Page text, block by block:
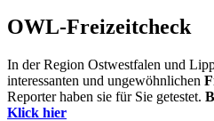
OWL-Freizeitcheck
In der Region Ostwestfalen und
interessanten und ungewöhnlichen
Reporter haben sie für Sie getestet.
Klick hier